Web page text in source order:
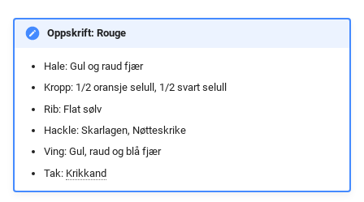
Oppskrift: Rouge
Hale: Gul og raud fjær
Kropp: 1/2 oransje selull, 1/2 svart selull
Rib: Flat sølv
Hackle: Skarlagen, Nøtteskrike
Ving: Gul, raud og blå fjær
Tak: Krikkand